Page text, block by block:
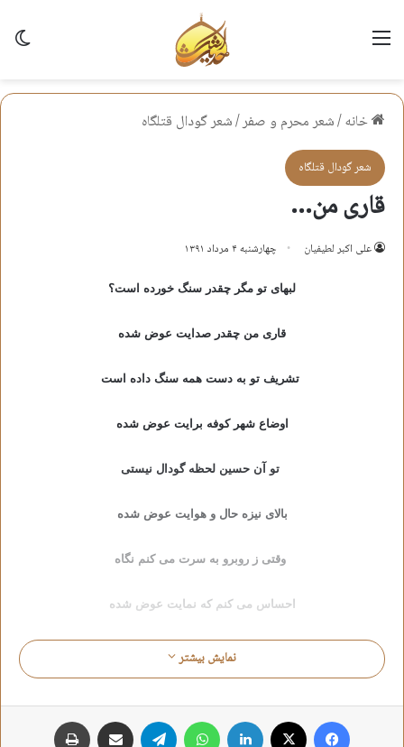
منو
خانه/شعر محرم و صفر/شعر گودال قتلگاه
شعر گودال قتلگاه
قاری من…
علی اکبر لطیفیان چهارشنبه ۴ مرداد ۱۳۹۱
لبهای تو مگر چقدر سنگ خورده است؟
قاری من چقدر صدایت عوض شده
تشریف تو به دست همه سنگ داده است
اوضاع شهر کوفه برایت عوض شده
تو آن حسین لحظه گودال نیستی
بالای نیزه حال و هوایت عوض شده
وقتی ز روبرو به سرت می کنم نگاه
احساس می کنم که نمایت عوض شده
جا باز کرده حنجره ات روی نیزه ها
طرز نشستن مژه هایت به روی چشم
نمایش بیشتر
فیس بوک لینکدین تلگرام اشتراک گذاری از طریق ایمیل